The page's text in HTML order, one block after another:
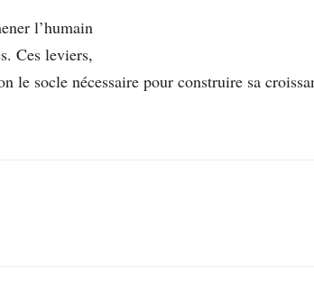
l’humain
Ces leviers,
le socle nécessaire pour construire sa